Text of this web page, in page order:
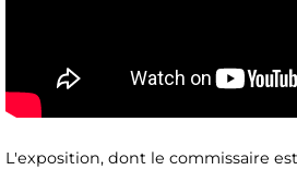
L'exposition, dont le commissaire est